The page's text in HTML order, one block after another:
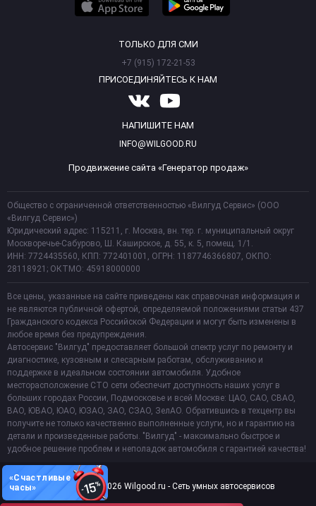
ТОЛЬКО ДЛЯ СМИ
+7 (915) 172-21-53
ПРИСОЕДИНЯЙТЕСЬ К НАМ
НАПИШИТЕ НАМ
INFO@WILGOOD.RU
Продвижение сайта «Генератор продаж»
Общество с ограниченной ответственностью «Вилгуд Сервис» (ООО
«Вилгуд Сервис»)
Юридический адрес: 115211, г. Москва, вн. тер. г. муниципальный округ
Москворечье-Сабурово, Ш. Каширское, д. 55, к. 5, помещ. 1/1.
ИНН: 7724435560, КПП: 772401001, ОГРН: 1187746366807, ОКПО:
28118921; ОКТМО: 45918000000
Все цены, указанные на сайте приведены как справочная информация и
не являются публичной офертой, определяемой положениями статьи 437
Гражданского кодекса Российской Федерации и могут быть изменены в
любое время без предупреждения.
Автосервис "Вилгуд" предоставляет большой спектр услуг по ремонту и
диагностике, кузовным и слесарным работам, обслуживанию и
поддержке в идеальном состоянии автомобиля. Удобное
месторасположение СТО сети обеспечит доступность наших услуг в
больших городах России, Подмосковье и всей Москве: ЦАО, САО, СВАО,
ВАО, ЮВАО, ЮАО, ЮЗАО, ЗАО, СЗАО, ЗелАО. Обратившись в техцентр вы
получите не только качественно выполненные услуги, но и гарантию на
детали и произведенные работы. "Вилгуд" - максимально быстрое и
удобное решение проблем и неполадок автомобиля с гарантией качества!
Copyright 2011-2026 Wilgood.ru - Сеть умных автосервисов
«Счастливые
часы»